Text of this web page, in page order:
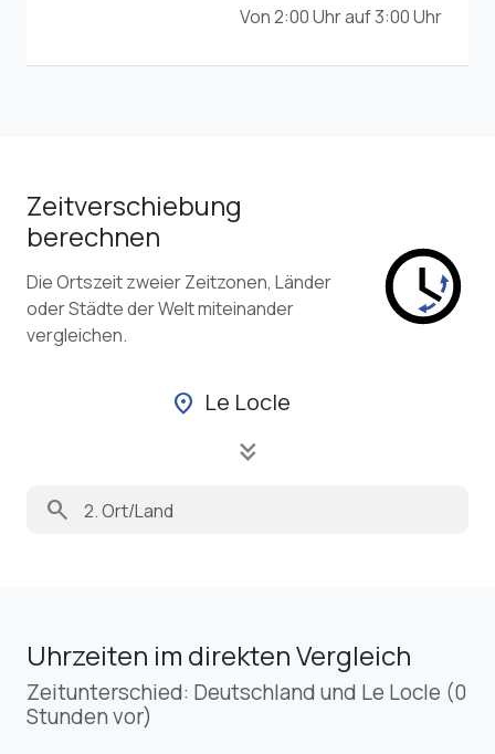
Von 2:00 Uhr auf 3:00 Uhr
Zeitverschiebung
berechnen
Die Ortszeit zweier Zeitzonen, Länder
oder Städte der Welt miteinander
vergleichen.
location_on Le Locle
keyboard_double_arrow_down
search
Uhrzeiten im direkten Vergleich
Zeitunterschied: Deutschland und Le Locle (0
Stunden vor)